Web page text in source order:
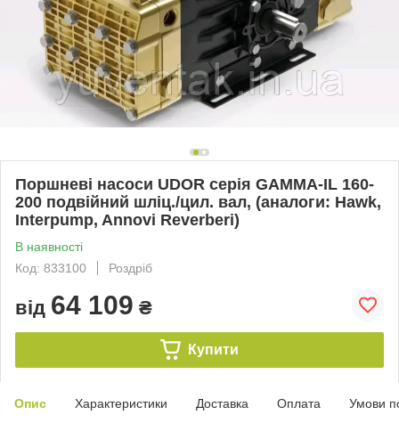
Поршневі насоси UDOR серія GAMMA-IL 160-
200 подвійний шліц./цил. вал, (аналоги: Hawk,
Interpump, Annovi Reverberi)
В наявності
Код: 833100
Роздріб
від 64 109 ₴
Купити
Опис Характеристики Доставка Оплата Умови